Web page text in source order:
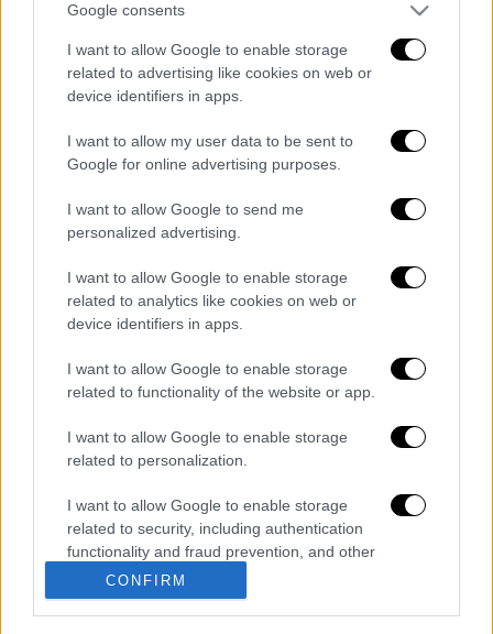
Google consents
I want to allow Google to enable storage
related to advertising like cookies on web or
device identifiers in apps.
I want to allow my user data to be sent to
Google for online advertising purposes.
I want to allow Google to send me
personalized advertising.
I want to allow Google to enable storage
related to analytics like cookies on web or
device identifiers in apps.
I want to allow Google to enable storage
related to functionality of the website or app.
I want to allow Google to enable storage
related to personalization.
I want to allow Google to enable storage
related to security, including authentication
functionality and fraud prevention, and other
user protection.
CONFIRM
προέρχονται από την
υποσαχάρια Αφρικήκαι εντοπίσθηκαν από
μέλη της ΜΚΟ Nadir, σε ακυβέρνητο
περασμένες ημέρες, από την Λιβύη
Στην συνέχεια, μεταφέρθηκαν από την
ιταλική ακτοφυλακή στο νησί της
Τρεις άνθρωποι ανασύρθηκαν νεκροί.
έναν άνδρα περίπου τριάντα ετών και για
δυο μικρά παιδιά, μόλις δυο χρόνων.
Διαβάστε ακόμη
«Δεν υπήρξε τεχνικό πρόβλημα»: Τι
κατέθεσαν οι δύο τραυματίες από τη
σύγκρουση των ελικοπτέρων στη Ψάθα
Μακελειό στη Βόρεια Καρολίνα ύστερα από
πυροβολισμούς: Νεκροί και τραυματίες